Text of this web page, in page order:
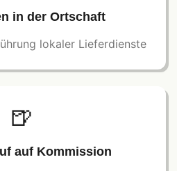
in der Ortschaft
lokaler Lieferdienste
🍺
auf Kommission